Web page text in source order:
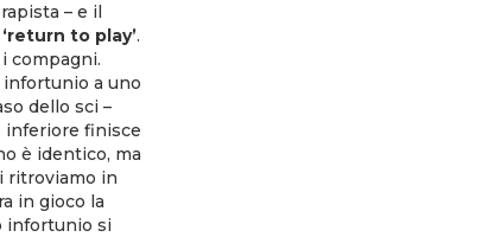
– e il
to play’.
compagni.
infortunio a uno
dello sci –
inferiore finisce
è identico, ma
ritroviamo in
in gioco la
infortunio si